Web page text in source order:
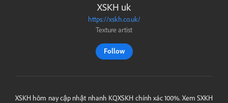
XSKH uk
https://xskh.co.uk/
Texture artist
Follow
XSKH hôm nay cập nhật nhanh KQXSKH chính xác 100%. Xem SXKH